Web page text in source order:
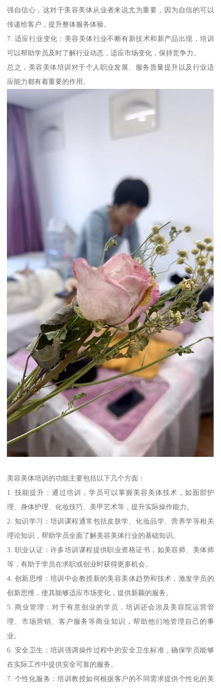
强自信心，这对于美容美体从业者来说尤为重要，因为自信的可以
传递给客户，提升整体服务体验。
7. 适应行业变化：美容美体行业不断有新技术和新产品出现，培训
可以帮助学员及时了解行业动态，适应市场变化，保持竞争力。
总之，美容美体培训对于个人职业发展、服务质量提升以及行业适
应能力都有着重要的作用。
美容美体培训的功能主要包括以下几个方面：
1. 技能提升：通过培训，学员可以掌握美容美体技术，如面部护
理、身体护理、化妆技巧、美甲艺术等，提升实际操作能力。
2. 知识学习：培训课程通常包括皮肤学、化妆品学、营养学等相关
理论知识，帮助学员全面了解美容美体行业的基础知识。
3. 职业认证：许多培训课程提供职业资格证书，如美容师、美体师
等，有助于学员在求职或创业时获得更多机会。
4. 创新思维：培训中会教授新的美容美体趋势和技术，激发学员的
创新思维，使其能够适应市场变化，提供新颖的服务。
5. 商业管理：对于有意创业的学员，培训还会涉及美容院运营管
理、市场营销、客户服务等商业知识，帮助他们地管理自己的事
业。
6. 安全卫生：培训强调操作过程中的安全卫生标准，确保学员能够
在实际工作中提供安全可靠的服务。
7. 个性化服务：培训教授如何根据客户的不同需求提供个性化的美